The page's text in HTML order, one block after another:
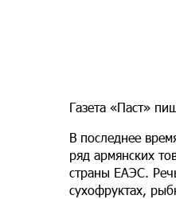
Газета «Паст»
В последнее
ряд армянских
страны ЕАЭС.
сухофруктах,